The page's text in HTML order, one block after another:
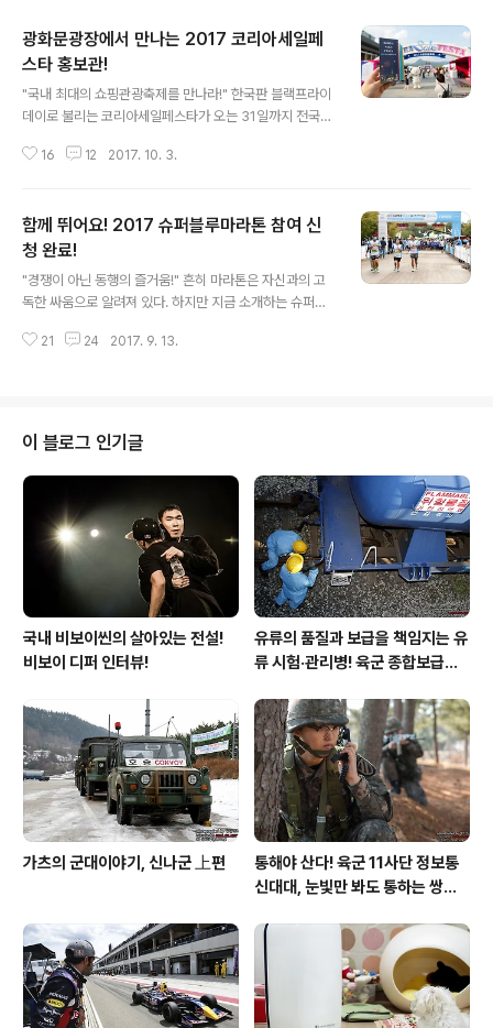
광화문광장에서 만나는 2017 코리아세일페
스타 홍보관!
"국내 최대의 쇼핑관광축제를 만나라!" 한국판 블랙프라이
데이로 불리는 코리아세일페스타가 오는 31일까지 전국에
인머트, 쇼핑, 관광, 즐길거리가 모두 어우러진 페스타는 말
문화행사까지 대폭 추가되어 더욱 풍성해졌다. 그럼 지금
부터 광화문에 위치한 2017 코리아세일페스타 홍보관을
만나 보자! "2017 코리아세일페스타의 모든 것!" 광화문
세종대왕 동상 앞에 위치한 2017 코리아세일페스타 홍보
부터 오후 9시까지 운영되는 홍보관은 오는 7일 토요일까
16 12 2017. 10. 3.
함께 뛰어요! 2017 슈퍼블루마라톤 참여 신
청 완료!
"경쟁이 아닌 동행의 즐거움!" 흔히 마라톤은 자신과의 고
독한 싸움으로 알려져 있다. 하지만 지금 소개하는 슈퍼블
는 세상 속에서 장애인과 비장애인이 함께 달리며 그릇된
도 하다. "장애가 장벽이 되지 않는 세상!" 슈퍼블루 캠페인
은 장애에 대한 우리의 인식을 다시 돌아보고 장애인이 사
회의 일원으로 당당하게 자리 잡을 수 있도록 배려하고 나
아가 장애인과 비장애인이 더불어 사는 사회를 만들기 위
한 캠페인이다. 또한 슈퍼블루 캠페인의 상징이기도 한 밝
고 희망적인 파란색 운동화 끈을 묶고 달리며 ..
21 24 2017. 9. 13.
이 블로그 인기글
국내 비보이씬의 살아있는 전설!
비보이 디퍼 인터뷰!
유류의 품질과 보급을 책임지는 유
류 시험·관리병! 육군 종합보급창
가츠의 군대이야기, 신나군 上편
통해야 산다! 육군 11사단 정보통
신대대, 눈빛만 봐도 통하는 쌍둥